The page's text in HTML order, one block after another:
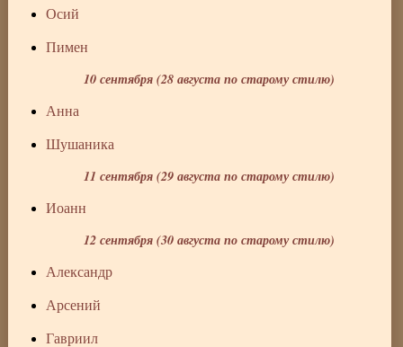
Осий
Пимен
10 сентября (28 августа по старому стилю)
Анна
Шушаника
11 сентября (29 августа по старому стилю)
Иоанн
12 сентября (30 августа по старому стилю)
Александр
Арсений
Гавриил